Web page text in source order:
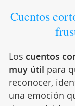
Cuentos
Los cuentos
muy útil para
reconocer,
una emoción